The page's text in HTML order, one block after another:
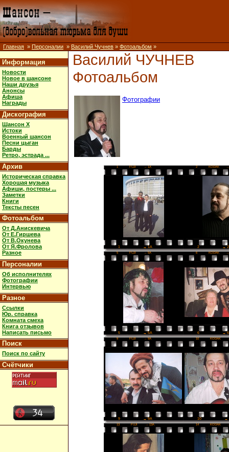
Главная » Персоналии » Василий Чучнев » Фотоальбом »
Информация
Новости
Новое в шансоне
Наши друзья
Анонсы
Афиша
Награды
Дискография
Шансон X
Истоки
Военный шансон
Песни цыган
Барды
Ретро, эстрада ...
Архив
Историческая справка
Хорошая музыка
Афиши, постеры ...
Заметки
Книги
Тексты песен
Фотоальбом
От Д.Анискевича
От Е.Гиршева
От В.Окунева
От Я.Фролова
Разное
Персоналии
Об исполнителях
Фотографии
Интервью
Разное
Ссылки
Юр. справка
Комната смеха
Книга отзывов
Написать письмо
Поиск
Поиск по сайту
Счётчики
Василий ЧУЧНЕВ
Фотоальбом
Фотографии
1 FUJI → 1A 2 KODAK →
1 → 1A 2 →
5 FUJI → 5A 6 KODAK →
5 → 5A 6 →
9 FUJI → 9A 10 KODAK
9 → 9A 10 →
13 FUJI → 13A 14 KODAK